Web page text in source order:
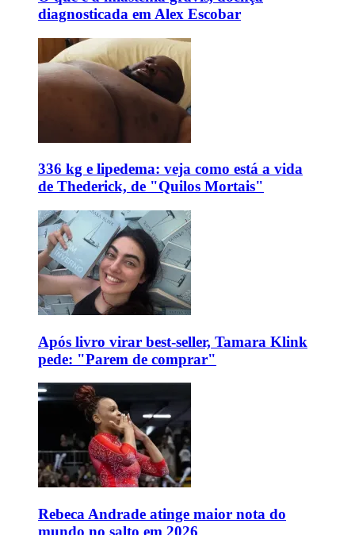
diagnosticada em Alex Escobar
336 kg e lipedema: veja como está a vida
de Thederick, de "Quilos Mortais"
Após livro virar best-seller, Tamara Klink
pede: "Parem de comprar"
Rebeca Andrade atinge maior nota do
mundo no salto em 2026